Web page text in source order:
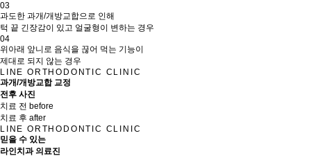
03
과도한 과개/개방교합으로 인해
턱 끝 긴장감이 있고 얼굴형이 변하는 경우
04
위아래 앞니로 음식을 끊어 먹는 기능이
제대로 되지 않는 경우
LINE ORTHODONTIC CLINIC
과개/개방교합 교정
전후 사진
치료 전 before
치료 후 after
LINE ORTHODONTIC CLINIC
믿을 수 있는
라인치과 의료진